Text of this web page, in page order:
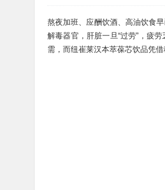
熬夜加班、应酬饮酒、高油饮食
解毒器官，肝脏一旦“过劳”，疲
需，而纽崔莱汉本萃葆芯饮品凭